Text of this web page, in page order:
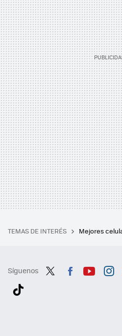
TEMAS DE INTERÉS Mejores
Síguenos